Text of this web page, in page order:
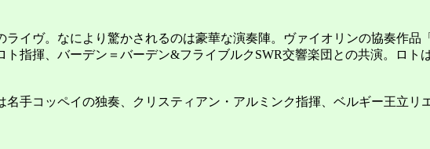
イヴ。なにより驚かされるのは豪華な演奏陣。ヴァイオリンの協奏作品
指揮、バーデン＝バーデン&フライブルクSWR交響楽団との共演。ロ
手コッペイの独奏、クリスティアン・アルミンク指揮、ベルギー王立リ